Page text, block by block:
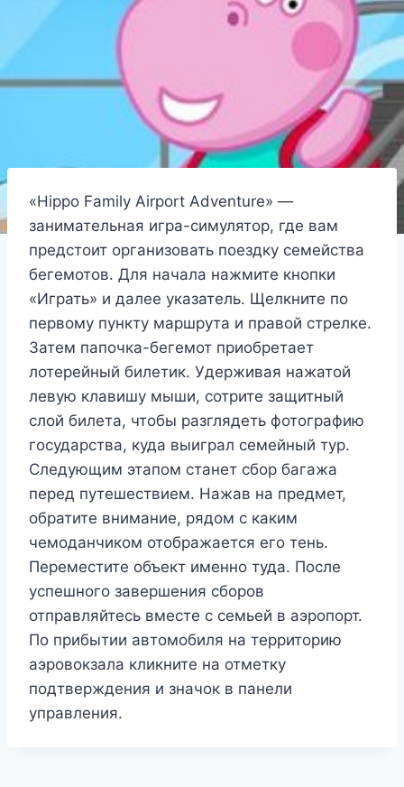
«Hippo Family Airport Adventure» —
занимательная игра-симулятор, где вам
предстоит организовать поездку семейства
бегемотов. Для начала нажмите кнопки
«Играть» и далее указатель. Щелкните по
первому пункту маршрута и правой стрелке.
Затем папочка-бегемот приобретает
лотерейный билетик. Удерживая нажатой
левую клавишу мыши, сотрите защитный
слой билета, чтобы разглядеть фотографию
государства, куда выиграл семейный тур.
Следующим этапом станет сбор багажа
перед путешествием. Нажав на предмет,
обратите внимание, рядом с каким
чемоданчиком отображается его тень.
Переместите объект именно туда. После
успешного завершения сборов
отправляйтесь вместе с семьей в аэропорт.
По прибытии автомобиля на территорию
аэровокзала кликните на отметку
подтверждения и значок в панели
управления.